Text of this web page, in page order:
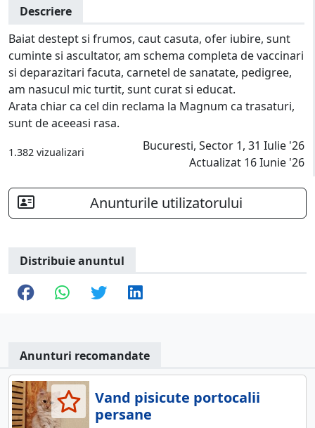
Descriere
Baiat destept si frumos, caut casuta, ofer iubire, sunt
cuminte si ascultator, am schema completa de vaccinari
si deparazitari facuta, carnetel de sanatate, pedigree,
am nasucul mic turtit, sunt curat si educat.
Arata chiar ca cel din reclama la Magnum ca trasaturi,
sunt de aceeasi rasa.
1.382 vizualizari
Bucuresti, Sector 1, 31 Iulie '26
Actualizat 16 Iunie '26
Anunturile utilizatorului
Distribuie anuntul
Anunturi recomandate
Vand pisicute portocalii
persane